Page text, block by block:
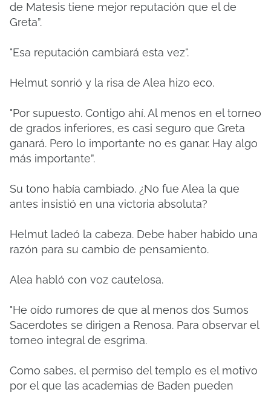
de Matesis tiene mejor reputación que el de
Greta”.
"Esa reputación cambiará esta vez".
Helmut sonrió y la risa de Alea hizo eco.
"Por supuesto. Contigo ahí. Al menos en el torneo
de grados inferiores, es casi seguro que Greta
ganará. Pero lo importante no es ganar. Hay algo
más importante”.
Su tono había cambiado. ¿No fue Alea la que
antes insistió en una victoria absoluta?
Helmut ladeó la cabeza. Debe haber habido una
razón para su cambio de pensamiento.
Alea habló con voz cautelosa.
"He oído rumores de que al menos dos Sumos
Sacerdotes se dirigen a Renosa. Para observar el
torneo integral de esgrima.
Como sabes, el permiso del templo es el motivo
por el que las academias de Baden pueden